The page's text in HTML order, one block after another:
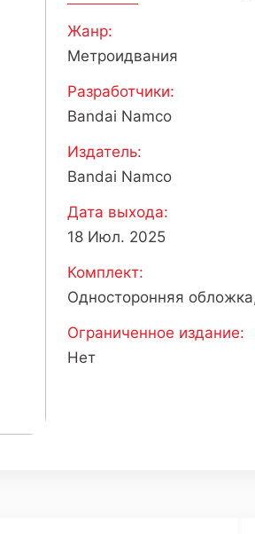
Жанр:
Метроидвания
Разработчики:
Bandai Namco
Издатель:
Bandai Namco
Дата выхода:
18 Июл. 2025
Комплект:
Односторонняя
Ограниченное издание:
Нет